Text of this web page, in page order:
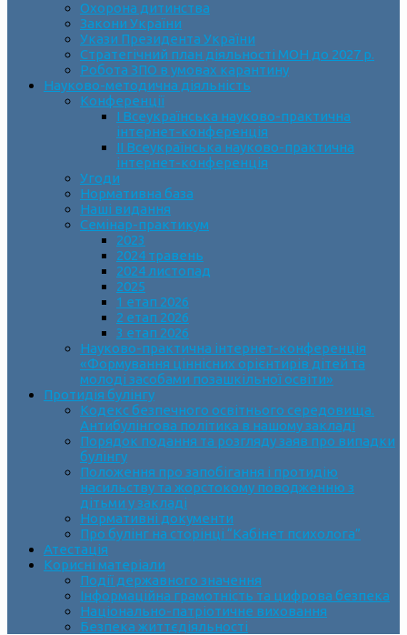
Охорона дитинства
Закони України
Укази Президента України
Стратегічний план діяльності МОН до 2027 р.
Робота ЗПО в умовах карантину
Науково-методична діяльність
Конференції
І Всеукраїнська науково-практична
інтернет-конференція
ІІ Всеукраїнська науково-практична
інтернет-конференція
Угоди
Нормативна база
Наші видання
Семінар-практикум
2023
2024 травень
2024 листопад
2025
1 етап 2026
2 етап 2026
3 етап 2026
Науково-практична інтернет-конференція
«Формування ціннісних орієнтирів дітей та
молоді засобами позашкільної освіти»
Протидія булінгу
Кодекс безпечного освітнього середовища.
Антибулінгова політика в нашому закладі
Порядок подання та розгляду заяв про випадки
булінгу
Положення про запобігання і протидію
насильству та жорстокому поводженню з
дітьми у закладі
Нормативні документи
Про булінг на сторінці “Кабінет психолога”
Атестація
Корисні матеріали
Події державного значення
Інформаційна грамотність та цифрова безпека
Національно-патріотичне виховання
Безпека життєдіяльності